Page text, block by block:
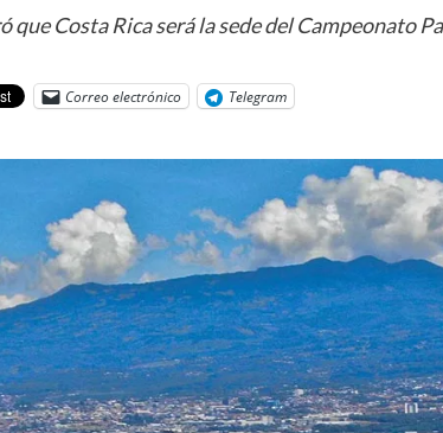
que Costa Rica será la sede del Campeonato
Correo electrónico Telegram